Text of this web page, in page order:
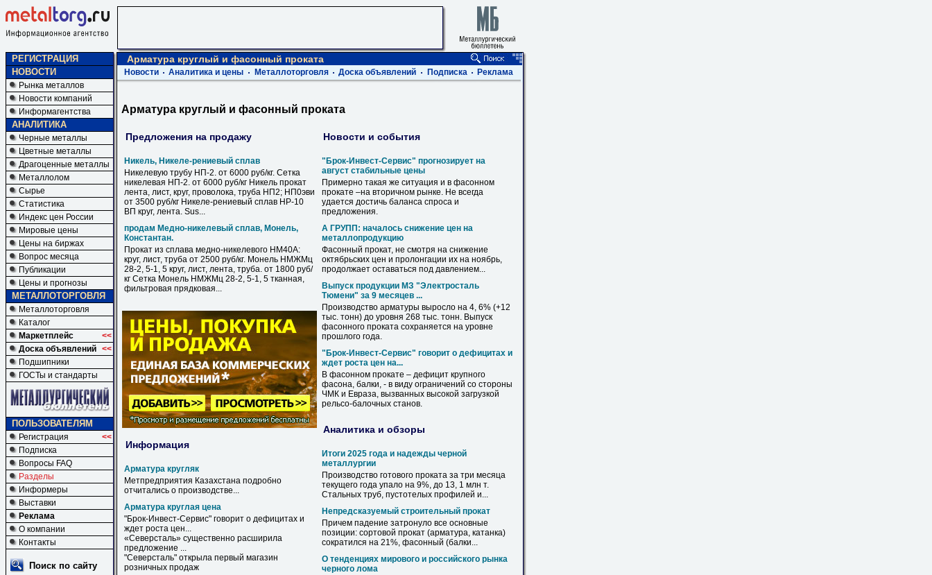
РЕГИСТРАЦИЯ
НОВОСТИ
Рынка металлов
Новости компаний
Информагентства
АНАЛИТИКА
Черные металлы
Цветные металлы
Драгоценные металлы
Металлолом
Сырье
Статистика
Индекс цен России
Мировые цены
Цены на биржах
Вопрос месяца
Публикации
Цены и прогнозы
МЕТАЛЛОТОРГОВЛЯ
Металлоторговля
Каталог
Маркетплейс
<<
Доска объявлений <<
Подшипники
ГОСТы и стандарты
ПОЛЬЗОВАТЕЛЯМ
Регистрация
<<
Подписка
Вопросы FAQ
Разделы
Информеры
Выставки
Реклама
О компании
Контакты
Поиск по сайту
Арматура круглый и фасонный проката
Новости Аналитика и цены Металлоторговля Доска объявлений Подписка Реклама
Арматура круглый и фасонный проката
Предложения на продажу
Никель, Никеле-рениевый сплав
Никелевую трубу НП-2. от 6000 руб/кг. Сетка
никелевая НП-2. от 6000 руб/кг Никель прокат
лента, лист, круг, проволока, труба НП2; НП0эви
от 3500 руб/кг Никеле-рениевый сплав НР-10
ВП круг, лента. Sus...
продам Медно-никелевый сплав, Монель,
Константан.
Прокат из сплава медно-никелевого НМ40А:
круг, лист, труба от 2500 руб/кг. Монель НМЖМц
28-2, 5-1, 5 круг, лист, лента, труба. от 1800 руб/
кг Сетка Монель НМЖМц 28-2, 5-1, 5 тканная,
фильтровая прядковая...
Информация
Арматура кругляк
Метпредприятия Казахстана подробно
отчитались о производстве...
Арматура круглая цена
"Брок-Инвест-Сервис" говорит о дефицитах и
ждет роста цен...
«Северсталь» существенно расширила
предложение ...
"Северсталь" открыла первый магазин
розничных продаж
Новости и события
"Брок-Инвест-Сервис" прогнозирует на
август стабильные цены
Примерно такая же ситуация и в фасонном
прокате –на вторичном рынке. Не всегда
удается достичь баланса спроса и
предложения.
А ГРУПП: началось снижение цен на
металлопродукцию
Фасонный прокат, не смотря на снижение
октябрьских цен и пролонгации их на ноябрь,
продолжает оставаться под давлением...
Выпуск продукции МЗ "Электросталь
Тюмени" за 9 месяцев ...
Производство арматуры выросло на 4, 6% (+12
тыс. тонн) до уровня 268 тыс. тонн. Выпуск
фасонного проката сохраняется на уровне
прошлого года.
"Брок-Инвест-Сервис" говорит о дефицитах и
ждет роста цен на...
В фасонном прокате – дефицит крупного
фасона, балки, - в виду ограничений со стороны
ЧМК и Евраза, вызванных высокой загрузкой
рельсо-балочных станов.
Аналитика и обзоры
Итоги 2025 года и надежды черной
металлургии
Производство готового проката за три месяца
текущего года упало на 9%, до 13, 1 млн т.
Стальных труб, пустотелых профилей и...
Непредсказуемый строительный прокат
Причем падение затронуло все основные
позиции: сортовой прокат (арматура, катанка)
сократился на 21%, фасонный (балки...
О тенденциях мирового и российского рынка
черного лома